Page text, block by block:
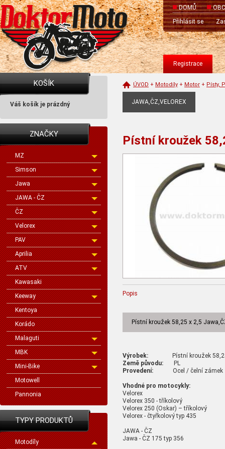
DOMŮ
Přihlásit se
Registrace
KOŠÍK
Váš košík je prázdný
ZNAČKY
MZ
Simson
Jawa
JAWA - ČZ
ČZ
Velorex
PAV
Aprilia
ATV
Kawasaki
Keeway
Kentoya
Korádo
Malaguti
MBK
Mini-Bike
Motowell
Pannonia
TYPY PRODUKTŮ
Motodíly
ÚVOD + Motodíly + Motor + Písty,
JAWA,ČZ,VELOREX
Pístní kroužek
Popis
Pístní kroužek 58,25 x 2,5
Výrobek: Pístní kroužek
Země původu: PL
Provedení: Ocel / čelní zámek
Vhodné pro motocykly:
Velorex
Velorex 350 - tříkolový
Velorex 250 (Oskar) – tříkolový
Velorex - čtyřkolový typ 435
JAWA - ČZ
Jawa - ČZ 175 typ 356